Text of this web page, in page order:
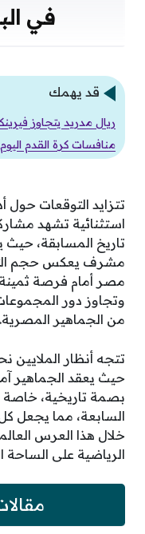
في
قد يهمك
ريال مدريد يتجاوز
منافسات كرة القدم اليوم
تتزايد التوقعات
تاريخ المسابقة، حيث
مشرف يعكس حجم
مصر أمام فرصة ثمينة
وتجاوز دور
من الجماهير المصرية.
تتجه أنظار الملايين
حيث يعقد الجماهير
بصمة تاريخية،
السابعة، مما يجعل
خلال هذا العرس
الرياضية على الساحة